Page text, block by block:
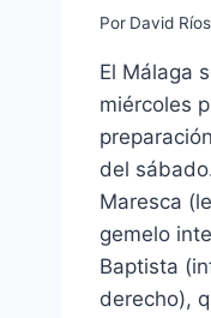
Por David Ríos
El Málaga
miércoles
del
Maresca
gemelo
Baptista
derecho),